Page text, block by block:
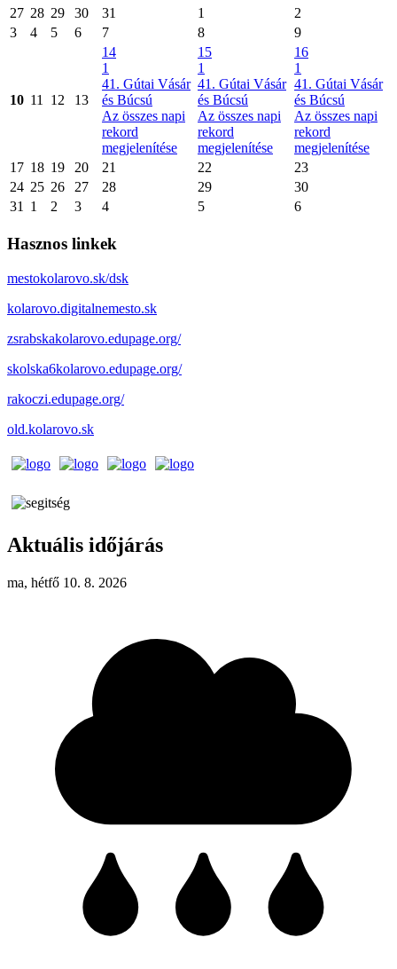
27 28 29 30 31 1
2
3
4 5 6 7 8 9
10 11 12 13
14
1
41. Gútai Vásár
és Búcsú
Az összes napi
rekord
megjelenítése
15
1
41. Gútai Vásár
és Búcsú
Az összes napi
rekord
megjelenítése
16
1
41. Gútai Vásár
és Búcsú
Az összes napi
rekord
megjelenítése
17 18 19 20 21 22
23
24 25 26 27 28 29
30
31 1 2 3 4 5 6
Hasznos linkek
mestokolarovo.sk/dsk
kolarovo.digitalnemesto.sk
zsrabskakolarovo.edupage.org/
skolska6kolarovo.edupage.org/
rakoczi.edupage.org/
old.kolarovo.sk
Aktuális időjárás
ma, hétfő 10. 8. 2026